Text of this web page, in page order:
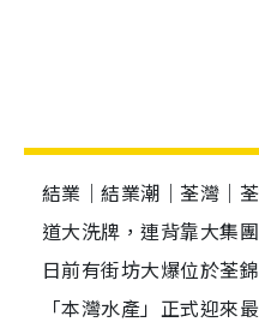
結業｜結業潮｜荃灣｜
道大洗牌，連背靠大集
日前有街坊大爆位於荃
「本灣水產」正式迎來